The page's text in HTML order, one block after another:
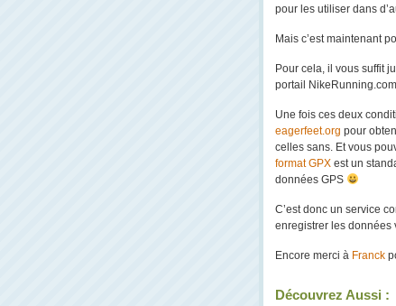
pour les utiliser dans
Mais c’est maintenant
Pour cela, il vous suffit
portail
Une fois ces deux
eagerfeet.org pour
celles sans. Et vous
format GPX est un
données GPS
C’est donc un service
enregistrer les données
Encore merci à Franck
Découvrez Aussi :